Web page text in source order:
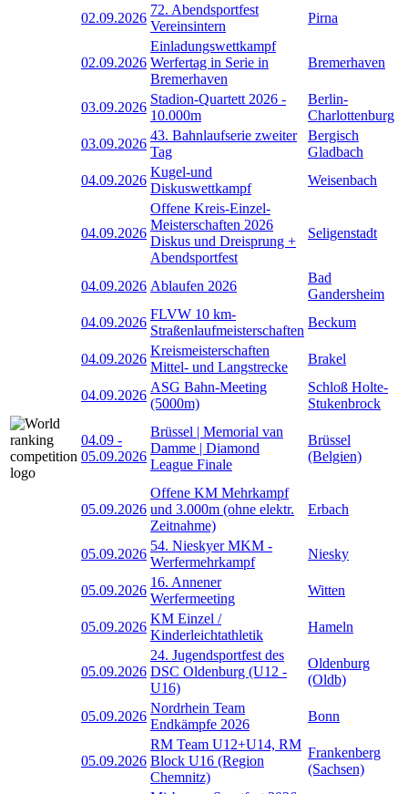
02.09.2026
72. Abendsportfest
Vereinsintern
Pirna
02.09.2026
Einladungswettkampf
Werfertag in Serie in
Bremerhaven
Bremerhaven
03.09.2026
Stadion-Quartett 2026 -
10.000m
Berlin-
Charlottenburg
03.09.2026
43. Bahnlaufserie zweiter
Tag
Bergisch
Gladbach
04.09.2026
Kugel-und
Diskuswettkampf
Weisenbach
04.09.2026
Offene Kreis-Einzel-
Meisterschaften 2026
Diskus und Dreisprung +
Abendsportfest
Seligenstadt
04.09.2026 Ablaufen 2026
Bad
Gandersheim
04.09.2026
FLVW 10 km-
Straßenlaufmeisterschaften
Beckum
04.09.2026
Kreismeisterschaften
Mittel- und Langstrecke
Brakel
04.09.2026
ASG Bahn-Meeting
(5000m)
Schloß Holte-
Stukenbrock
04.09 -
05.09.2026
Brüssel | Memorial van
Damme | Diamond
League Finale
Brüssel
(Belgien)
05.09.2026
Offene KM Mehrkampf
und 3.000m (ohne elektr.
Zeitnahme)
Erbach
05.09.2026
54. Nieskyer MKM -
Werfermehrkampf
Niesky
05.09.2026
16. Annener
Werfermeeting
Witten
05.09.2026
KM Einzel /
Kinderleichtathletik
Hameln
05.09.2026
24. Jugendsportfest des
DSC Oldenburg (U12 -
U16)
Oldenburg
(Oldb)
05.09.2026
Nordrhein Team
Endkämpfe 2026
Bonn
05.09.2026
RM Team U12+U14, RM
Block U16 (Region
Chemnitz)
Frankenberg
(Sachsen)